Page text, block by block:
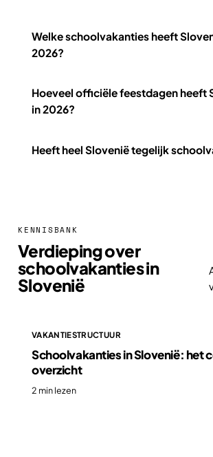
Welke schoolvakanties heeft
2026?
Hoeveel officiële feestdagen heeft
in 2026?
Heeft heel Slovenië tegelijk
KENNISBANK
Verdieping over
schoolvakanties in
Slovenië
VAKANTIESTRUCTUUR
Schoolvakanties in Slovenië: het
overzicht
2 min lezen